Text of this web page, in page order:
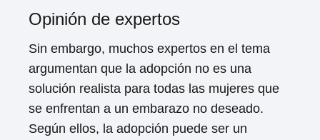
Opinión de expertos
Sin embargo, muchos expertos en el tema
argumentan que la adopción no es una
solución realista para todas las mujeres que
se enfrentan a un embarazo no deseado.
Según ellos, la adopción puede ser un